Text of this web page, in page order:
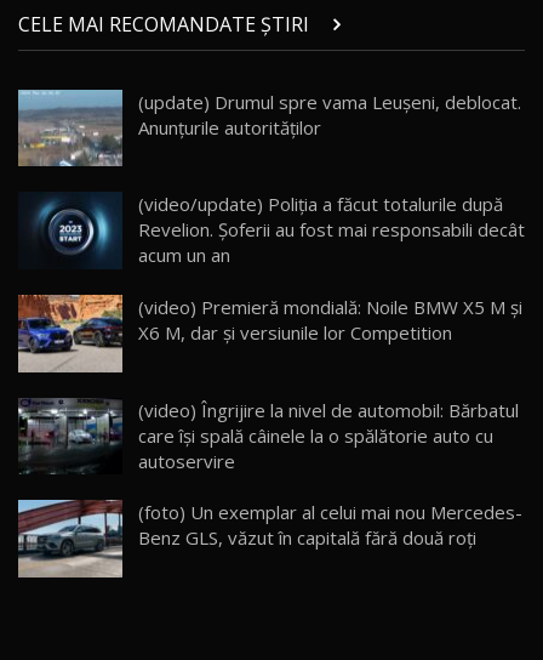
21
Micul BYD Dolphin Surf / Test Drive
AutoBlog.MD
16:59
22
Noua Mazda 6e / Test Drive AutoBlog.MD
26:59
23
Lynk & Co 01 / Test Drive AutoBlog.MD
25:19
24
ZEEKR 009: Cel mai Performant și Confortabil
Van Electric Testat în Moldova / AutoBlog.MD
26:38
25
mai Exclusiv și Puternic Defender Testat în
Moldova
32:21
26
AutoBlog.MD
10:57
CELE MAI RECOMANDATE ȘTIRI
(update) Drumul spre vama Leușeni, deblocat.
Anunțurile autorităților
(video/update) Poliţia a făcut totalurile după
Revelion. Şoferii au fost mai responsabili decât
acum un an
(video) Premieră mondială: Noile BMW X5 M şi
X6 M, dar şi versiunile lor Competition
(video) Îngrijire la nivel de automobil: Bărbatul
care își spală câinele la o spălătorie auto cu
autoservire
(foto) Un exemplar al celui mai nou Mercedes-
Benz GLS, văzut în capitală fără două roţi